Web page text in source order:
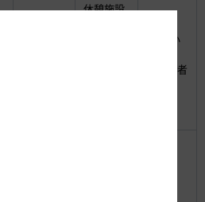
休憩施設
40名 小
（保護者